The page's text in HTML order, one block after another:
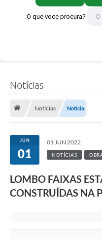
O que voce procura?
Notícias
Notícias Notícia
JUN
01
01 JUN 2022
NOTÍCIAS
LOMBO FAIXAS
CONSTRUÍDAS NA